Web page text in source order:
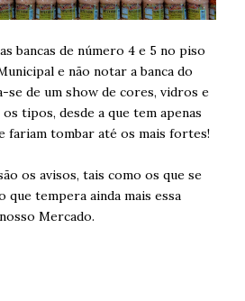
bancas de número 4 e 5 no piso
e não notar a banca do
se de um show de cores, vidros e
tipos, desde a que tem apenas
fariam tombar até os mais fortes!
os avisos, tais como os que se
que tempera ainda mais essa
Mercado.